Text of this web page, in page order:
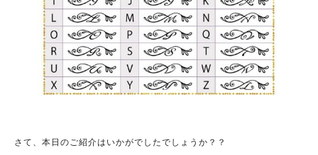
さて、本日のご紹介はいかがでしたでしょうか？？